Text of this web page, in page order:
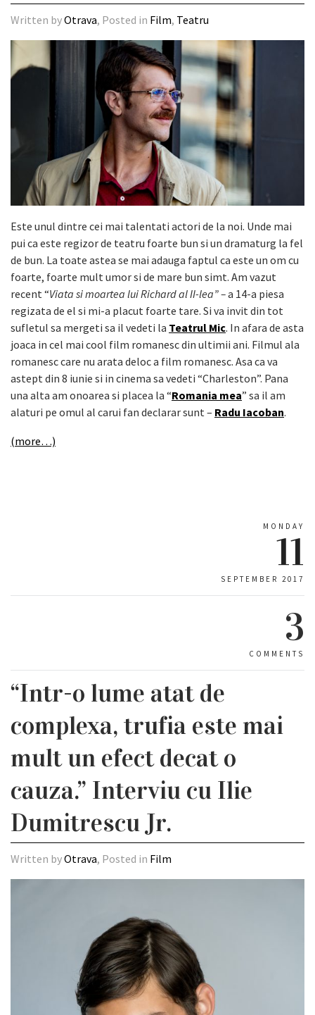
Written byOtrava, Posted in Film, Teatru
Este unul dintre cei mai talentati actori de la noi. Unde mai
pui ca este regizor de teatru foarte bun si un dramaturg la fel
de bun. La toate astea se mai adauga faptul ca este un om cu
foarte, foarte mult umor si de mare bun simt. Am vazut
recent “Viata si moartea lui Richard al II-lea” –a 14-a piesa
regizata de el si mi-a placut foarte tare. Si va invit din tot
sufletul sa mergeti sa il vedeti la Teatrul Mic. In afara de asta
joaca in cel mai cool film romanesc din ultimii ani. Filmul ala
romanesc care nu arata deloc a film romanesc. Asa ca va
astept din 8 iunie si in cinema sa vedeti “Charleston”. Pana
una alta am onoarea si placea la “Romania mea” sa il am
alaturi pe omul al carui fan declarar sunt – Radu Iacoban.
(more…)
MONDAY
11
SEPTEMBER 2017
3
COMMENTS
“Intr-o lume atat de
complexa, trufia este mai
mult un efect decat o
cauza.” Interviu cu Ilie
Dumitrescu Jr.
Written byOtrava, Posted in Film